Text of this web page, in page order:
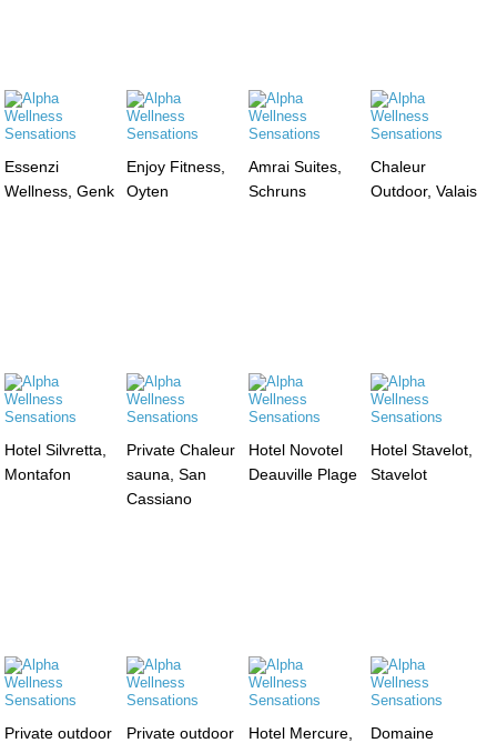
Essenzi
Wellness, Genk
Enjoy Fitness,
Oyten
Amrai Suites,
Schruns
Chaleur
Outdoor, Valais
Hotel Silvretta,
Montafon
Private Chaleur
sauna, San
Cassiano
Hotel Novotel
Deauville Plage
Hotel Stavelot,
Stavelot
Private outdoor
Private outdoor
Hotel Mercure,
Domaine